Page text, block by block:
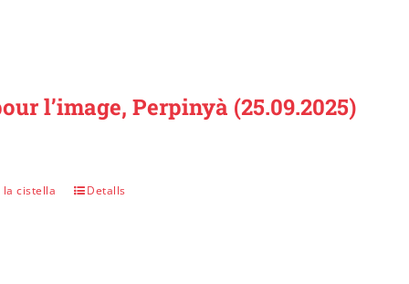
l’image, Perpinyà (25.09.2025)
la cistella Detalls